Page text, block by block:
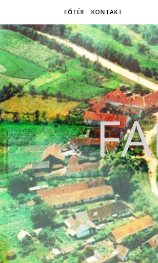
FŐTÉR KONTAKT